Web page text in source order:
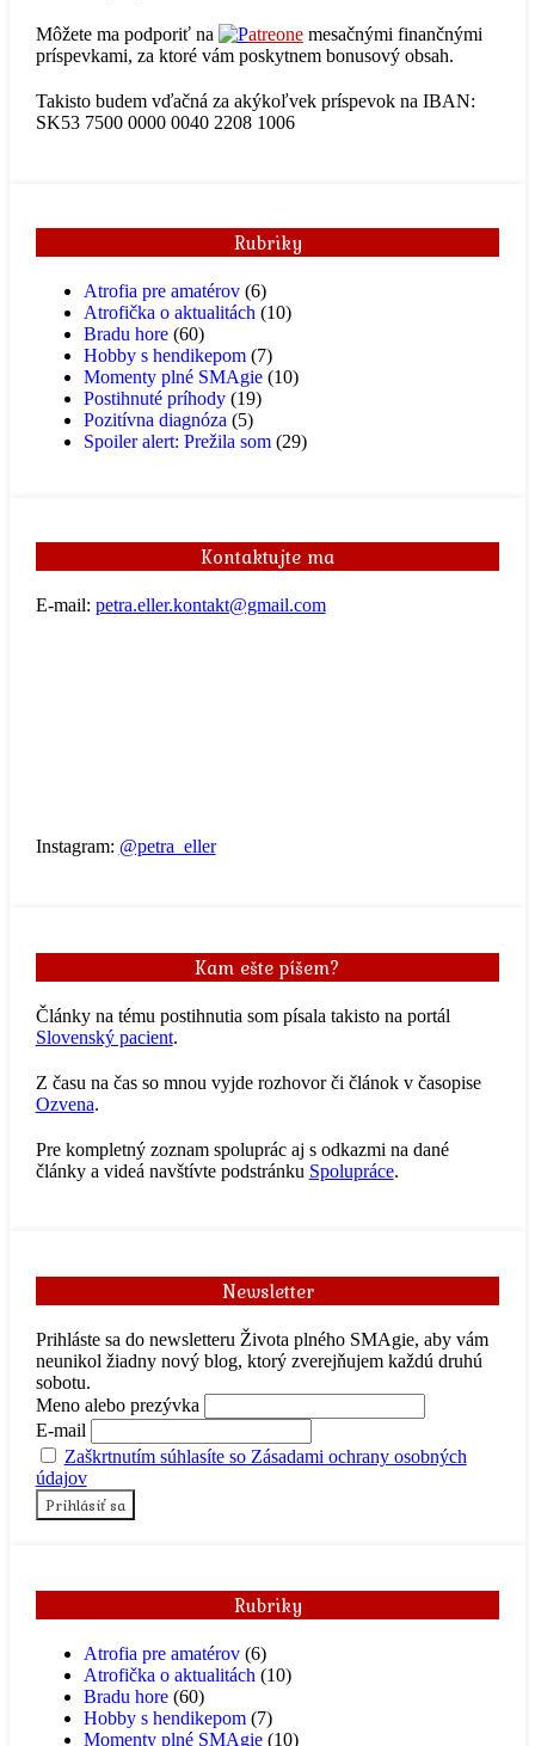
Môžete ma podporiť na atreonemesačnými finančnými
príspevkami, za ktoré vám poskytnem bonusový obsah.
Takisto budem vďačná za akýkoľvek príspevok na IBAN:
SK53 7500 0000 0040 2208 1006
Rubriky
Atrofia pre amatérov(6)
Atrofička o aktualitách (10)
Bradu hore(60)
Hobby s hendikepom(7)
Momenty plné SMAgie(10)
Postihnuté príhody(19)
Pozitívna diagnóza (5)
Spoiler alert: Prežila som(29)
Kontaktujte ma
E-mail: petra.eller.kontakt@gmail.com
Instagram: @petra_eller
Kam ešte píšem?
Články na tému postihnutia som písala takisto na portál
Slovenský pacient.
Z času na čas so mnou vyjde rozhovor či článok v časopise
Ozvena.
Pre kompletný zoznam spoluprác aj s odkazmi na dané
články a videá navštívte podstránku Spolupráce.
Newsletter
Prihláste sa do newsletteru Života plného SMAgie, aby vám
neunikol žiadny nový blog, ktorý zverejňujem každú druhú
sobotu.
Meno alebo prezývka
E-mail
Zaškrtnutím súhlasíte so Zásadami ochrany osobných
údajov
Rubriky
Atrofia pre amatérov(6)
Atrofička o aktualitách (10)
Bradu hore(60)
Hobby s hendikepom(7)
Momenty plné SMAgie(10)